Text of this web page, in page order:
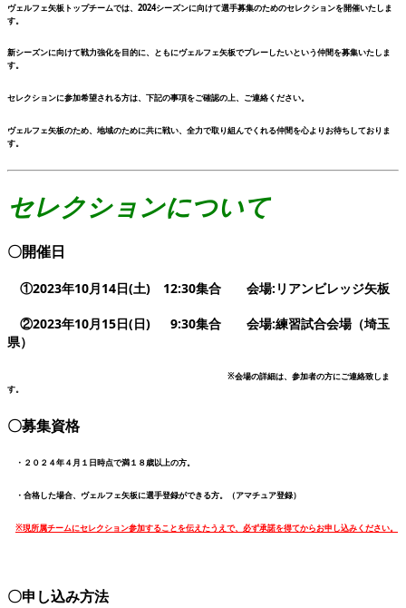
ヴェルフェ矢板トップチームでは、2024シーズンに向けて選手募集のためのセレクションを開催いたしま
す。
新シーズンに向けて戦力強化を目的に、ともにヴェルフェ矢板でプレーしたいという仲間を募集いたしま
す。
セレクションに参加希望される方は、下記の事項をご確認の上、ご連絡ください。
ヴェルフェ矢板のため、地域のために共に戦い、全力で取り組んでくれる仲間を心よりお待ちしておりま
す。
セレクションについて
〇開催日
①2023年10月14日(土) 12:30集合 会場:リアンビレッジ矢板
②2023年10月15日(日) 9:30集合 会場:練習試合会場（埼玉
県）
※会場の詳細は、参加者の方にご連絡致しま
す。
〇募集資格
・２０２４年４月１日時点で満１８歳以上の方。
・合格した場合、ヴェルフェ矢板に選手登録ができる方。（アマチュア登録）
※現所属チームにセレクション参加することを伝えたうえで、必ず承諾を得てからお申し込みください。
〇申し込み方法